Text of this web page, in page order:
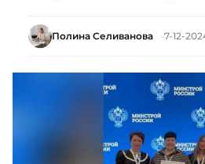
Полина Селиванова 7-12-